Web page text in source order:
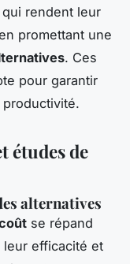
rendent leur
promettant une
. Ces
pour garantir
études de
alternatives
se répand
efficacité et